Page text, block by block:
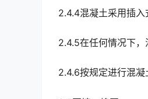
2.4.4混凝土采用插入
2.4.5在任何情况下，
2.4.6按规定进行混凝